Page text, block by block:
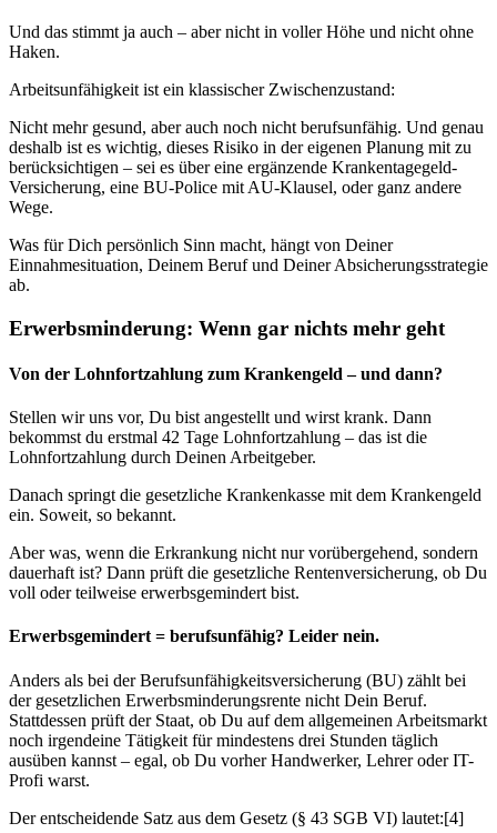
Und das stimmt ja auch – aber nicht in voller Höhe und nicht ohne
Haken.
Arbeitsunfähigkeit ist ein klassischer Zwischenzustand:
Nicht mehr gesund, aber auch noch nicht berufsunfähig. Und genau
deshalb ist es wichtig, dieses Risiko in der eigenen Planung mit zu
berücksichtigen – sei es über eine ergänzende Krankentagegeld-
Versicherung, eine BU-Police mit AU-Klausel, oder ganz andere
Wege.
Was für Dich persönlich Sinn macht, hängt von Deiner
Einnahmesituation, Deinem Beruf und Deiner Absicherungsstrategie
ab.
Erwerbsminderung: Wenn gar nichts mehr geht
Von der Lohnfortzahlung zum Krankengeld – und dann?
Stellen wir uns vor, Du bist angestellt und wirst krank. Dann
bekommst du erstmal 42 Tage Lohnfortzahlung – das ist die
Lohnfortzahlung durch Deinen Arbeitgeber.
Danach springt die gesetzliche Krankenkasse mit dem Krankengeld
ein. Soweit, so bekannt.
Aber was, wenn die Erkrankung nicht nur vorübergehend, sondern
dauerhaft ist? Dann prüft die gesetzliche Rentenversicherung, ob Du
voll oder teilweise erwerbsgemindert bist.
Erwerbsgemindert = berufsunfähig? Leider nein.
Anders als bei der Berufsunfähigkeitsversicherung (BU) zählt bei
der gesetzlichen Erwerbsminderungsrente nicht Dein Beruf.
Stattdessen prüft der Staat, ob Du auf dem allgemeinen Arbeitsmarkt
noch irgendeine Tätigkeit für mindestens drei Stunden täglich
ausüben kannst – egal, ob Du vorher Handwerker, Lehrer oder IT-
Profi warst.
Der entscheidende Satz aus dem Gesetz (§ 43 SGB VI) lautet:[4]